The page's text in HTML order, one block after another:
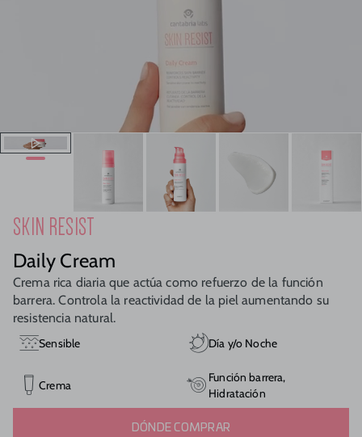
SKIN RESIST
Daily Cream
Crema rica diaria que actúa como refuerzo de la función
barrera. Controla la reactividad de la piel aumentando su
resistencia natural.
Sensible Día y/o Noche
Crema
Función barrera,
Hidratación
DÓNDE COMPRAR